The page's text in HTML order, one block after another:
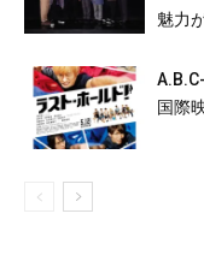
魅力
国際